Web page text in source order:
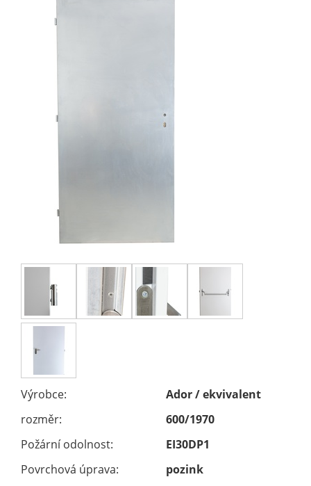
Výrobce:
Ador / ekvivalent
rozměr:
600/1970
Požární odolnost:
EI30DP1
Povrchová úprava:
pozink